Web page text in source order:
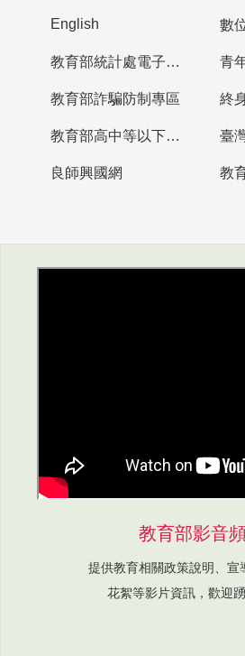
English 數
教育部統計處電子書櫃
教育部詐騙防制專區 終
教育部高中等以下學校及幼兒園教師資格檢定考試
良師興國網
教
教育部影音
提供教育相關政策說明、宣
花絮等影片資訊，歡迎